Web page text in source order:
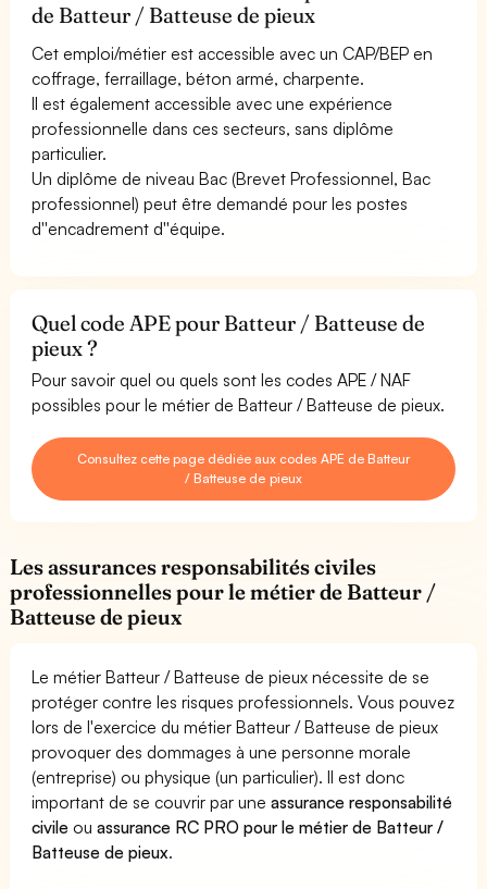
de Batteur / Batteuse de pieux
Cet emploi/métier est accessible avec un CAP/BEP en
coffrage, ferraillage, béton armé, charpente.
Il est également accessible avec une expérience
professionnelle dans ces secteurs, sans diplôme
particulier.
Un diplôme de niveau Bac (Brevet Professionnel, Bac
professionnel) peut être demandé pour les postes
d''encadrement d''équipe.
Quel code APE pour Batteur / Batteuse de
pieux ?
Pour savoir quel ou quels sont les codes APE / NAF
possibles pour le métier de Batteur / Batteuse de pieux.
Consultez cette page dédiée aux codes APE de Batteur
/ Batteuse de pieux
Les assurances responsabilités civiles
professionnelles pour le métier de Batteur /
Batteuse de pieux
Le métier Batteur / Batteuse de pieux nécessite de se
protéger contre les risques professionnels. Vous pouvez
lors de l'exercice du métier Batteur / Batteuse de pieux
provoquer des dommages à une personne morale
(entreprise) ou physique (un particulier). Il est donc
important de se couvrir par uneassurance responsabilité
civile ouassurance RC PRO pour le métier de Batteur /
Batteuse de pieux.